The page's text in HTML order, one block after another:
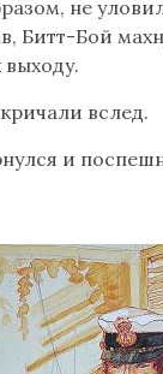
не
Битт-Бой
вслед.
и